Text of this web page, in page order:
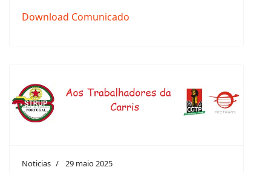
Download Comunicado
Noticias 29 maio 2025